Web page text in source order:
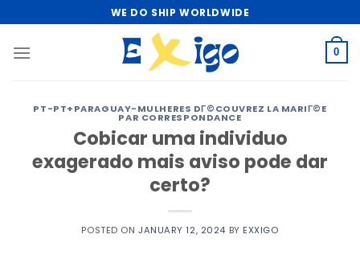
to
content
WE DO SHIP WORLDWIDE
0
PT-PT+PARAGUAY-MULHERES DГ©COUVREZ LA MARIГ©E
PAR CORRESPONDANCE
Cobicar uma individuo
exagerado mais aviso pode dar
certo?
POSTED ON JANUARY 12, 2024 BY EXXIGO